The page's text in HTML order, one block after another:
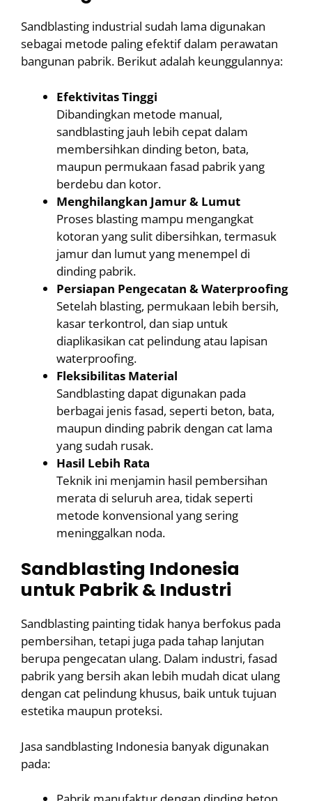
Sandblasting industrial sudah lama digunakan
sebagai metode paling efektif dalam perawatan
bangunan pabrik. Berikut adalah keunggulannya:
Efektivitas Tinggi
Dibandingkan metode manual,
sandblasting jauh lebih cepat dalam
membersihkan dinding beton, bata,
maupun permukaan fasad pabrik yang
berdebu dan kotor.
Menghilangkan Jamur & Lumut
Proses blasting mampu mengangkat
kotoran yang sulit dibersihkan, termasuk
jamur dan lumut yang menempel di
dinding pabrik.
Persiapan Pengecatan & Waterproofing
Setelah blasting, permukaan lebih bersih,
kasar terkontrol, dan siap untuk
diaplikasikan cat pelindung atau lapisan
waterproofing.
Fleksibilitas Material
Sandblasting dapat digunakan pada
berbagai jenis fasad, seperti beton, bata,
maupun dinding pabrik dengan cat lama
yang sudah rusak.
Hasil Lebih Rata
Teknik ini menjamin hasil pembersihan
merata di seluruh area, tidak seperti
metode konvensional yang sering
meninggalkan noda.
Sandblasting Indonesia
untuk Pabrik & Industri
Sandblasting painting tidak hanya berfokus pada
pembersihan, tetapi juga pada tahap lanjutan
berupa pengecatan ulang. Dalam industri, fasad
pabrik yang bersih akan lebih mudah dicat ulang
dengan cat pelindung khusus, baik untuk tujuan
estetika maupun proteksi.
Jasa sandblasting Indonesia banyak digunakan
pada: